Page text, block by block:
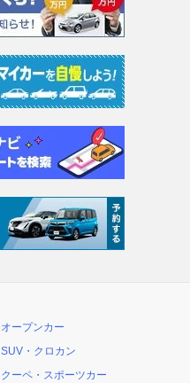
オープンカー
SUV・クロカン
クーペ・スポーツカー